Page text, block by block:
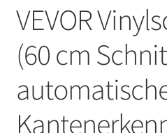
VEVOR
(60 cm